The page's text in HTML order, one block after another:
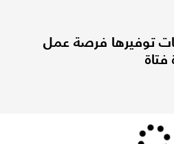
توفيرها فرصة عمل